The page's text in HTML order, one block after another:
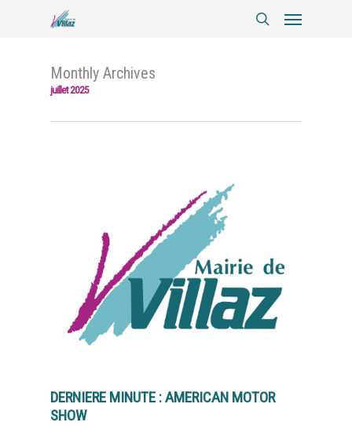
Monthly Archives
juillet 2025
DERNIERE MINUTE : AMERICAN MOTOR
SHOW